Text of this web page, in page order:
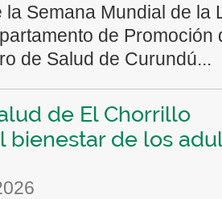
la Semana Mundial de la
de Promoción
de Salud de Curundú...
de El Chorrillo
bienestar de los